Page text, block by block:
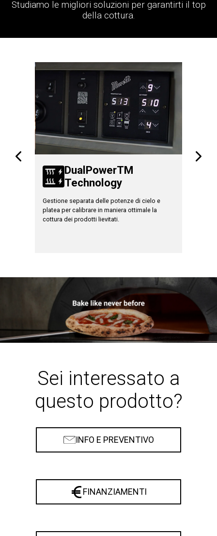
Studiamo le migliori soluzioni per garantirti il top
della cottura.
DualPowerTM
Technology
Gestione separata delle potenze di cielo e
platea per calibrare in maniera ottimale la
cottura dei prodotti lievitati.
Sei interessato a
questo prodotto?
INFO E PREVENTIVO
FINANZIAMENTI